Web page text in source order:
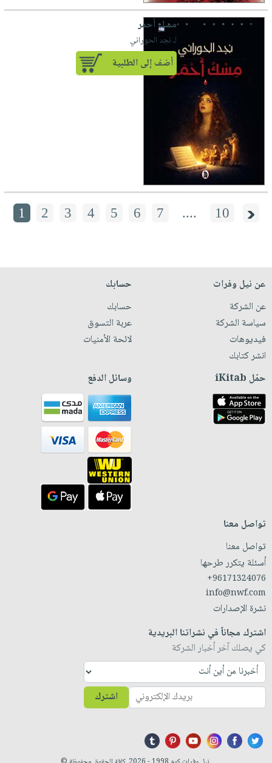
مسك أحمر
لـ نجد الحوراني
أضف إلى الطلبية
1 2 3 4 5 6 7 .... 10
عن نيل وفرات
عن الشركة
سياسة الشركة
فيديوهات
انشر كتابك
حسابك
حسابك
عربة التسوق
لائحة الأمنيات
حمّل iKitab وسائل الدفع
تواصل معنا
تواصل معنا
أسئلة يتكرر طرحها
+96171324076
info@nwf.com
نشرة الإصدارات
اشترك مجاناً في نشراتنا البريدية
كي يصلك آخر أخبار الشركة
اشترك